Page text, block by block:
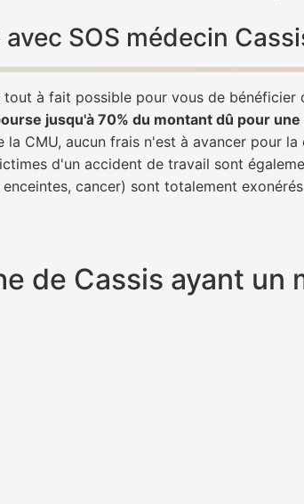
SOS médecin
à fait possible pour vous de
jusqu'à 70% du montant dû pour
CMU, aucun frais n'est à avancer pour
d'un accident de travail sont
cancer) sont totalement
de Cassis ayant un